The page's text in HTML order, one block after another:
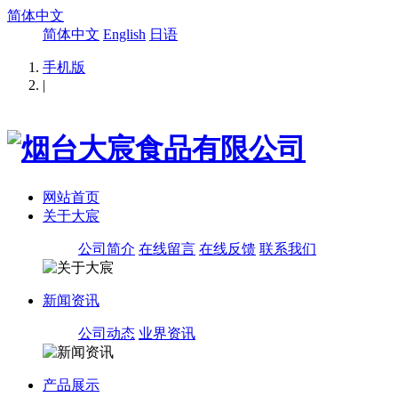
简体中文
简体中文 English 日语
手机版
|
网站首页
关于大宸
公司简介 在线留言 在线反馈 联系我们
新闻资讯
公司动态 业界资讯
产品展示